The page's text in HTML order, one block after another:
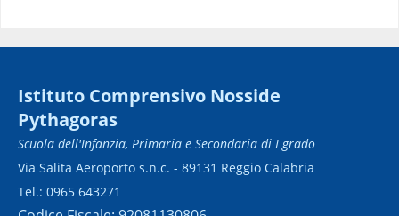
Istituto Comprensivo Nosside
Pythagoras
Scuola dell'Infanzia, Primaria e Secondaria di I grado
Via Salita Aeroporto s.n.c. - 89131 Reggio Calabria
Tel.: 0965 643271